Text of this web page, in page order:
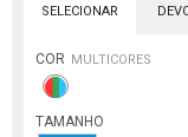
SELECIONAR
COR MULTICORES
TAMANHO